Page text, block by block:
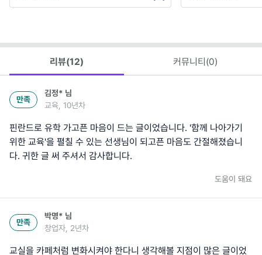
리뷰(12) 커뮤니티(0)
만족
김정* 님
교육, 10년차
핀란드로 유학 가고픈 마음이 드는 글이었습니다. '함께 나아가기
위한 교육'을 펼칠 수 있는 선생님이 되고픈 마음도 간절해졌습니
다. 귀한 글 써 주셔서 감사합니다.
도움이 돼요
만족
박명* 님
창업자, 2년차
교실을 카페처럼 변화시켜야 한다니 생각해볼 지점이 많은 글이었